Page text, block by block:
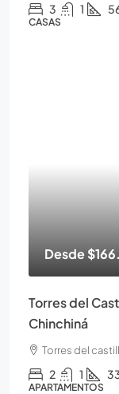
3 1
CASAS
Desde
Torres del
Chinchiná
Torres del
2 1
APARTAMENTOS